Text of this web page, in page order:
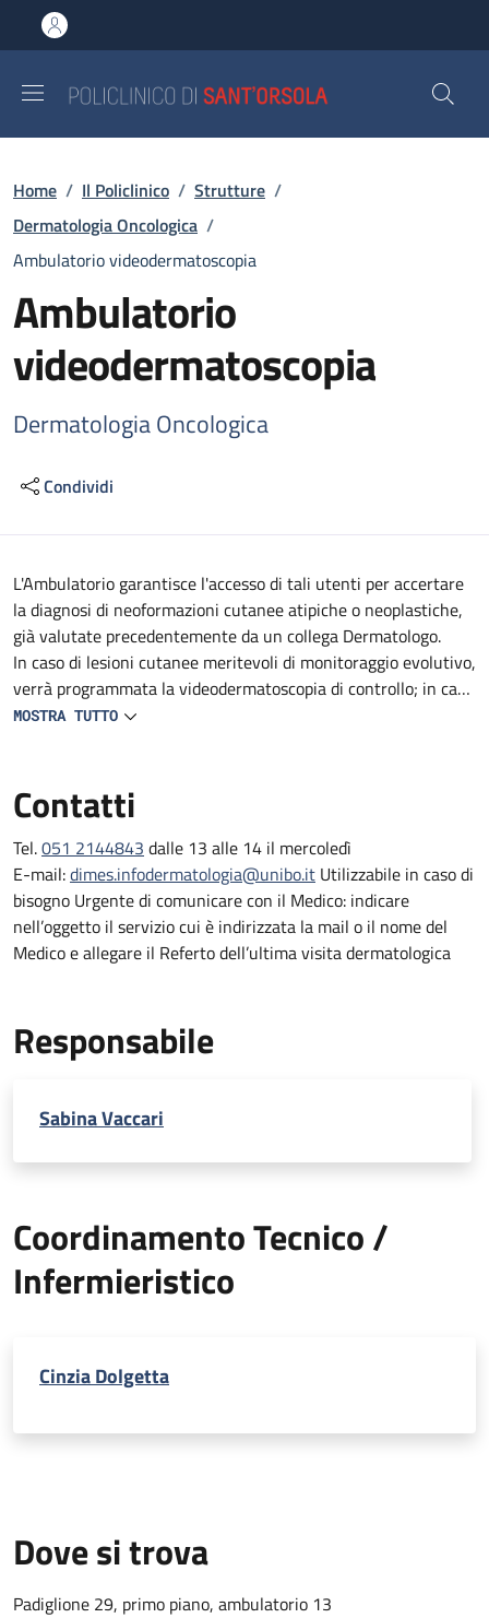
al contenuto principale
to footer content
Briciole di pane
Home / Il Policlinico / Strutture /
Dermatologia Oncologica /
Ambulatorio videodermatoscopia
Ambulatorio
videodermatoscopia
Dermatologia Oncologica
Condividi
Descrizione
L'Ambulatorio garantisce l'accesso di tali utenti per accertare
la diagnosi di neoformazioni cutanee atipiche o neoplastiche,
già valutate precedentemente da un collega Dermatologo.
In caso di lesioni cutanee meritevoli di monitoraggio evolutivo,
verrà programmata la videodermatoscopia di controllo; in caso
di conferma della natura neoplastica di una lesione, in sede di
E’ attiva la collaborazione con i Colleghi Oculisti per cui
vengono valutate con questa metodica anche lesioni
perioculari ed oculari.
MOSTRA TUTTO
Contatti
Tel.051 2144843 dalle 13 alle 14 il mercoledì
E-mail:dimes.infodermatologia@unibo.it Utilizzabile in caso di
bisogno Urgente di comunicare con il Medico: indicare
nell’oggetto il servizio cui è indirizzata la mail o il nome del
Medico e allegare il Referto dell’ultima visita dermatologica
Responsabile
Sabina Vaccari
Coordinamento Tecnico /
Infermieristico
Cinzia Dolgetta
Dove si trova
Padiglione 29, primo piano, ambulatorio 13